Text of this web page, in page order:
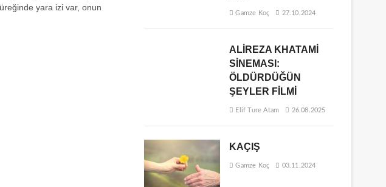
yara izi var, onun
Gamze Koç 27.10.2024
ALİREZA KHATAMİ
SİNEMASI:
ÖLDÜRDÜĞÜN
ŞEYLER FİLMİ
Elif Ture Atam 26.08.2025
KAÇIŞ
Gamze Koç 03.11.2024